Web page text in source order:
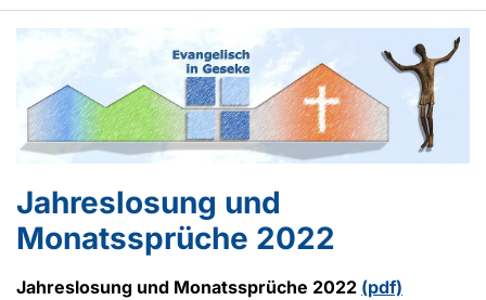
Jahreslosung und
Monatssprüche 2022
Jahreslosung und Monatssprüche 2022 (pdf)